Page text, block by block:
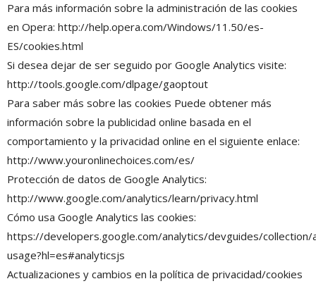
Para más información sobre la administración de las cookies
en Opera: http://help.opera.com/Windows/11.50/es-
ES/cookies.html
Si desea dejar de ser seguido por Google Analytics visite:
http://tools.google.com/dlpage/gaoptout
Para saber más sobre las cookies Puede obtener más
información sobre la publicidad online basada en el
comportamiento y la privacidad online en el siguiente enlace:
http://www.youronlinechoices.com/es/
Protección de datos de Google Analytics:
http://www.google.com/analytics/learn/privacy.html
Cómo usa Google Analytics las cookies:
https://developers.google.com/analytics/devguides/collection/
usage?hl=es#analyticsjs
Actualizaciones y cambios en la política de privacidad/cookies